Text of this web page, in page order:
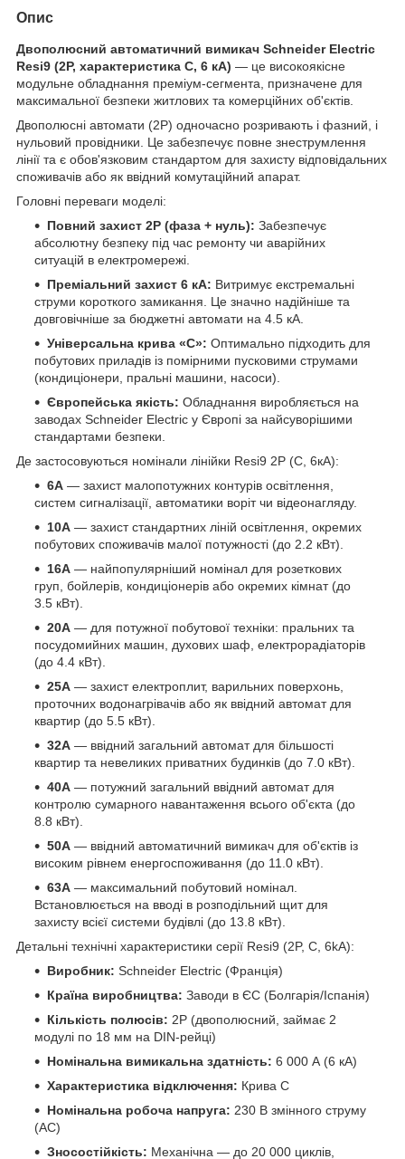
Опис
Двополюсний автоматичний вимикач Schneider Electric
Resi9 (2P, характеристика C, 6 кА) — це високоякісне
модульне обладнання преміум-сегмента, призначене для
максимальної безпеки житлових та комерційних об'єктів.
Двополюсні автомати (2P) одночасно розривають і фазний, і
нульовий провідники. Це забезпечує повне знеструмлення
лінії та є обов'язковим стандартом для захисту відповідальних
споживачів або як ввідний комутаційний апарат.
Головні переваги моделі:
Повний захист 2P (фаза + нуль): Забезпечує
абсолютну безпеку під час ремонту чи аварійних
ситуацій в електромережі.
Преміальний захист 6 кА: Витримує екстремальні
струми короткого замикання. Це значно надійніше та
довговічніше за бюджетні автомати на 4.5 кА.
Універсальна крива «C»: Оптимально підходить для
побутових приладів із помірними пусковими струмами
(кондиціонери, пральні машини, насоси).
Європейська якість: Обладнання виробляється на
заводах Schneider Electric у Європі за найсуворішими
стандартами безпеки.
Де застосовуються номінали лінійки Resi9 2P (C, 6кА):
6А — захист малопотужних контурів освітлення,
систем сигналізації, автоматики воріт чи відеонагляду.
10А — захист стандартних ліній освітлення, окремих
побутових споживачів малої потужності (до 2.2 кВт).
16А — найпопулярніший номінал для розеткових
груп, бойлерів, кондиціонерів або окремих кімнат (до
3.5 кВт).
20А — для потужної побутової техніки: пральних та
посудомийних машин, духових шаф, електрорадіаторів
(до 4.4 кВт).
25А — захист електроплит, варильних поверхонь,
проточних водонагрівачів або як ввідний автомат для
квартир (до 5.5 кВт).
32А — ввідний загальний автомат для більшості
квартир та невеликих приватних будинків (до 7.0 кВт).
40А — потужний загальний ввідний автомат для
контролю сумарного навантаження всього об'єкта (до
8.8 кВт).
50А — ввідний автоматичний вимикач для об'єктів із
високим рівнем енергоспоживання (до 11.0 кВт).
63А — максимальний побутовий номінал.
Встановлюється на вводі в розподільний щит для
захисту всієї системи будівлі (до 13.8 кВт).
Детальні технічні характеристики серії Resi9 (2P, C, 6kA):
Виробник: Schneider Electric (Франція)
Країна виробництва: Заводи в ЄС (Болгарія/Іспанія)
Кількість полюсів: 2P (двополюсний, займає 2
модулі по 18 мм на DIN-рейці)
Номінальна вимикальна здатність: 6 000 А (6 кА)
Характеристика відключення: Крива C
Номінальна робоча напруга: 230 В змінного струму
(AC)
Зносостійкість: Механічна — до 20 000 циклів,